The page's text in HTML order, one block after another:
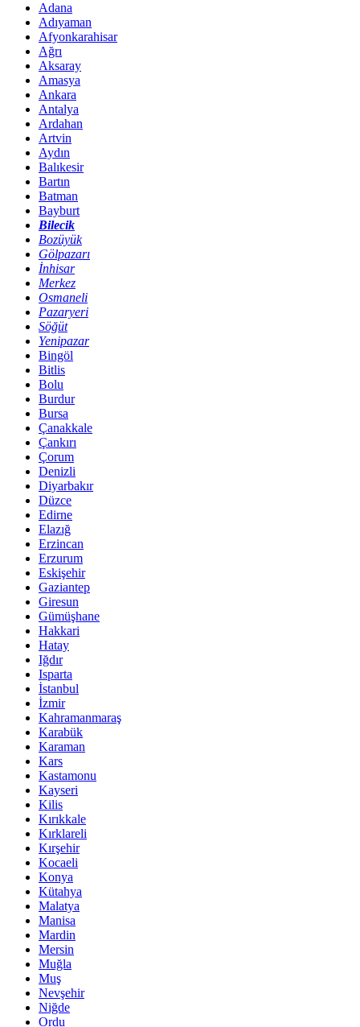
Adana
Adıyaman
Afyonkarahisar
Ağrı
Aksaray
Amasya
Ankara
Antalya
Ardahan
Artvin
Aydın
Balıkesir
Bartın
Batman
Bayburt
Bilecik
Bozüyük
Gölpazarı
İnhisar
Merkez
Osmaneli
Pazaryeri
Söğüt
Yenipazar
Bingöl
Bitlis
Bolu
Burdur
Bursa
Çanakkale
Çankırı
Çorum
Denizli
Diyarbakır
Düzce
Edirne
Elazığ
Erzincan
Erzurum
Eskişehir
Gaziantep
Giresun
Gümüşhane
Hakkari
Hatay
Iğdır
Isparta
İstanbul
İzmir
Kahramanmaraş
Karabük
Karaman
Kars
Kastamonu
Kayseri
Kilis
Kırıkkale
Kırklareli
Kırşehir
Kocaeli
Konya
Kütahya
Malatya
Manisa
Mardin
Mersin
Muğla
Muş
Nevşehir
Niğde
Ordu